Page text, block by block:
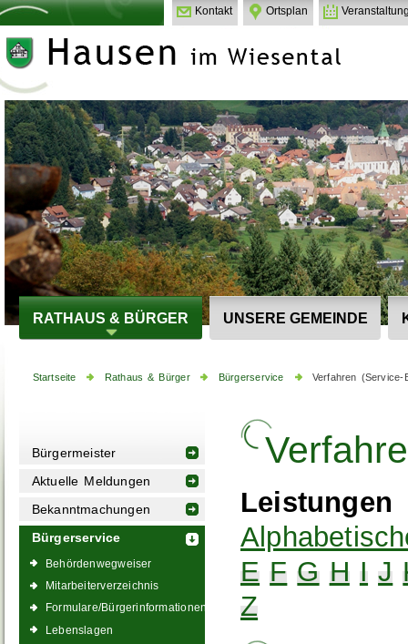
Kontakt Ortsplan
RATHAUS & BÜRGER UNSERE GEMEINDE
Startseite Rathaus & Bürger Bürgerservice Verfahren (Service-
Bürgermeister
Aktuelle Meldungen
Bekanntmachungen
Bürgerservice
Behördenwegweiser
Mitarbeiterverzeichnis
Formulare/Bürgerinformationen
Lebenslagen
Leistungen
E F G H I J
Z